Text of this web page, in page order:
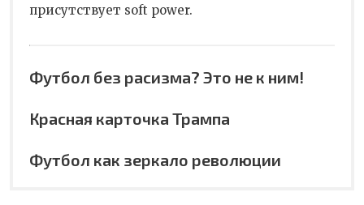
присутствует soft power.
Футбол без расизма? Это не к ним!
Красная карточка Трампа
Футбол как зеркало революции